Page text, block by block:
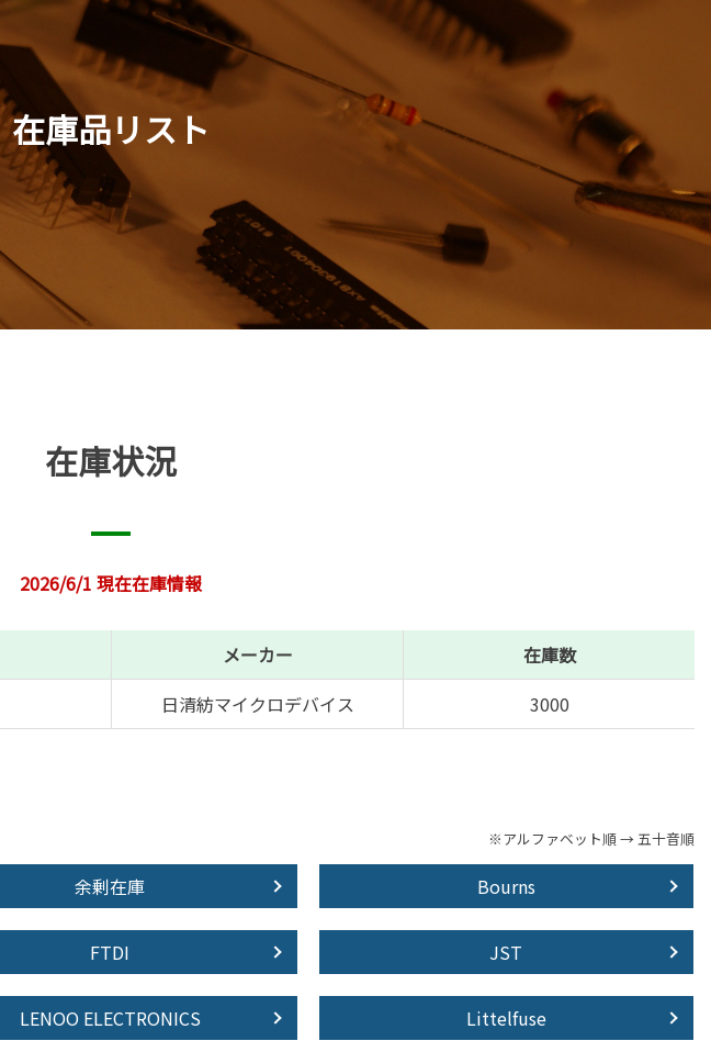
在庫品リスト
在庫状況
2026/6/1 現在在庫情報
メーカー
在庫数
日清紡マイクロデバイス 3000
※アルファベット順 → 五十音順
余剰在庫 Bourns
FTDI JST
LENOO ELECTRONICS Littelfuse